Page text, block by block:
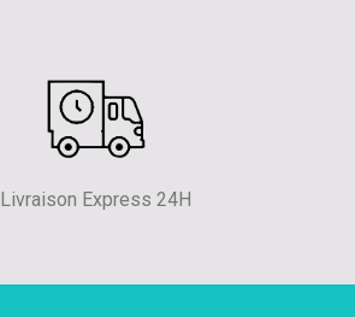
Livraison Express 24H